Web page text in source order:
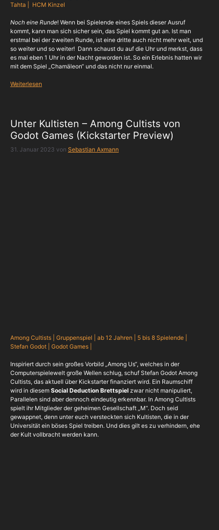
Tahta | HCM Kinzel
Noch eine Runde! Wenn bei Spielende eines Spiels dieser Ausruf
kommt, kann man sich sicher sein, das Spiel kommt gut an. Ist man
erstmal bei der zweiten Runde, ist eine dritte auch nicht mehr weit, und
so weiter und so weiter! Dann schaust du auf die Uhr und merkst, dass
es mal eben 1 Uhr in der Nacht geworden ist. So ein Erlebnis hatten wir
mit dem Spiel „Chamäleon“ und das nicht nur einmal.
Weiterlesen
Unter Kultisten – Among Cultists von
Godot Games (Kickstarter Preview)
31. Januar 2023 von Sebastian Axmann
Among Cultists | Gruppenspiel | ab 12 Jahren | 5 bis 8 Spielende |
Stefan Godot | Godot Games |
Inspiriert durch sein großes Vorbild „Among Us“, welches in der
Computerspielewelt große Wellen schlug, schuf Stefan Godot Among
Cultists, das aktuell über Kickstarter finanziert wird. Ein Raumschiff
wird in diesem Social Deduction Brettspielzwar nicht manipuliert,
Parallelen sind aber dennoch eindeutig erkennbar. In Among Cultists
spielt ihr Mitglieder der geheimen Gesellschaft „M“. Doch seid
gewappnet, denn unter euch versteckten sich Kultisten, die in der
Universität ein böses Spiel treiben. Und dies gilt es zu verhindern, ehe
der Kult vollbracht werden kann.